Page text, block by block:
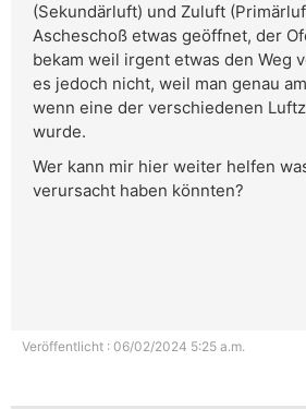
(Sekundärluft) und Zuluft
Ascheschoß etwas geöffnet, der
bekam weil irgent etwas den Weg
es jedoch nicht, weil man genau
wenn eine der verschiedenen
wurde.
Wer kann mir hier weiter helfen
verursacht haben könnten?
Veröffentlicht : 06/02/2024 5:25 a.m.